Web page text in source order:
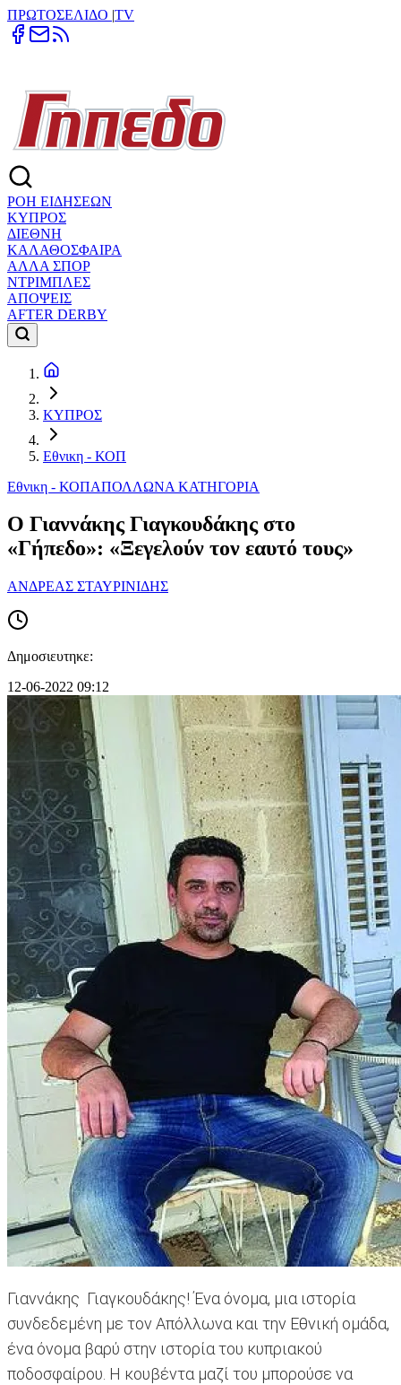
ΠΡΩΤΟΣΕΛΙΔΟ |TV
ΡΟΗ ΕΙΔΗΣΕΩΝ
ΚΥΠΡΟΣ
ΔΙΕΘΝΗ
ΚΑΛΑΘΟΣΦΑΙΡΑ
ΑΛΛΑ ΣΠΟΡ
ΝΤΡΙΜΠΛΕΣ
ΑΠΟΨΕΙΣ
AFTER DERBY
ΚΥΠΡΟΣ
Εθνικη - ΚΟΠ
Εθνικη - ΚΟΠΑΠΟΛΛΩΝΑ ΚΑΤΗΓΟΡΙΑ
Ο Γιαννάκης Γιαγκουδάκης στο
«Γήπεδο»: «Ξεγελούν τον εαυτό τους»
ΑΝΔΡΕΑΣ ΣΤΑΥΡΙΝΙΔΗΣ
Δημοσιευτηκε:
12-06-2022 09:12
Γιαννάκης Γιαγκουδάκης! Ένα όνομα, μια ιστορία
συνδεδεμένη με τον Απόλλωνα και την Εθνική ομάδα,
ένα όνομα βαρύ στην ιστορία του κυπριακού
ποδοσφαίρου. Η κουβέντα μαζί του μπορούσε να